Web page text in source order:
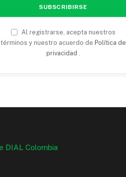
Al registrarse, acepta nuestros
términos y nuestro acuerdo de Política de
privacidad .